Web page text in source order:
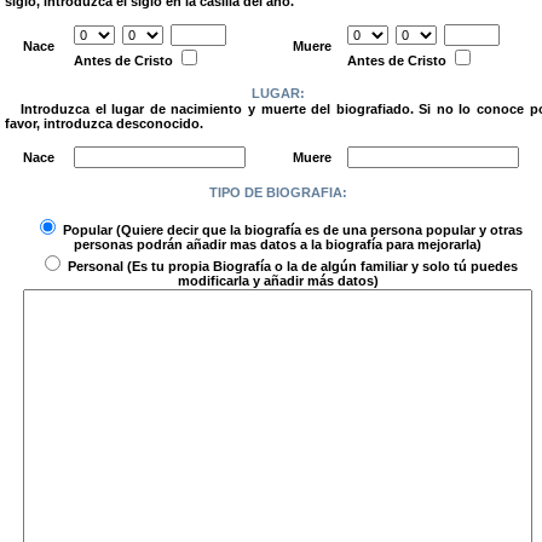
Nace
Antes de Cristo
Muere
Antes de Cristo
LUGAR:
Introduzca el lugar de nacimiento y muerte del biografiado. Si no lo conoce
favor, introduzca desconocido.
Nace
Muere
TIPO DE BIOGRAFIA:
Popular(Quiere decir que la biografía es de una persona popular y otras
personas podrán añadir mas datos a la biografía para mejorarla)
Personal(Es tu propia Biografía o la de algún familiar y solo tú puedes
modificarla y añadir más datos)